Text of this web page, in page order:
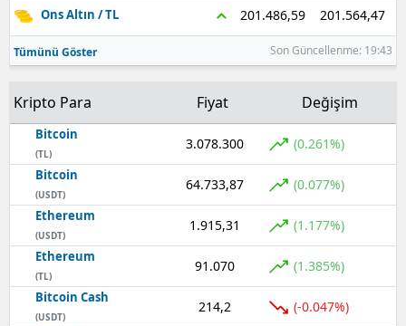
Ons Altın / TL 201.486,59 201.564,47
Tümünü Göster Son Güncellenme: 19:43
Kripto Para Fiyat Değişim
Bitcoin
(TL)
3.078.300 (0.261%)
Bitcoin
(USDT)
64.733,87 (0.077%)
Ethereum
(USDT)
1.915,31 (1.177%)
Ethereum
(TL)
91.070 (1.385%)
Bitcoin Cash
(USDT)
214,2 (-0.047%)